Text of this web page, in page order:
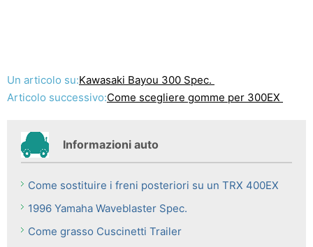
Un articolo su:Kawasaki Bayou 300 Spec.
Articolo successivo:Come scegliere gomme per 300EX
Informazioni auto
Come sostituire i freni posteriori su un TRX 400EX
1996 Yamaha Waveblaster Spec.
Come grasso Cuscinetti Trailer